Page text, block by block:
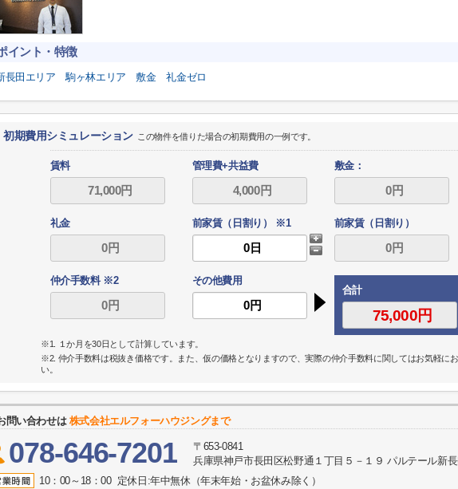
イント・特徴
長田エリア 駒ヶ林エリア 敷金 礼金ゼロ
初期費用シミュレーション この物件を借りた場合の初期費用の一例です。
賃料 管理費+共益費 敷金：
礼金 前家賃（日割り） ※1 前家賃（日割り）
仲介手数料 ※2
その他費用
合計
※1. １か月を30日として計算しています。
※2. 仲介手数料は税抜き価格です。また、仮の価格となりますので、実際の仲介手数料に関してはお気軽に
い。
問い合わせは 株式会社エルフォーハウジングまで
078-646-7201
〒653-0841
兵庫県神戸市長田区松野通１丁目５－１９ パルテール新
10：00～18：00 定休日:年中無休（年末年始・お盆休み除く）